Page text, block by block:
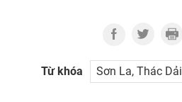
Từ khóa Sơn La, Thác